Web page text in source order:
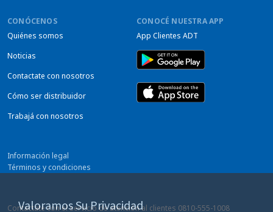
CONÓCENOS
Quiénes somos
Noticias
Contactate con nosotros
Cómo ser distribuidor
Trabajá con nosotros
CONOCÉ NUESTRA APP
App Clientes ADT
Información legal
Términos y condiciones
Valoramos Su Privacidad
Contactate con el servicio de atención al clientes 0810-555-1008